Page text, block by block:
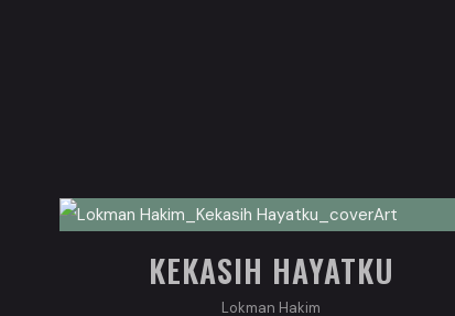
KEKASIH HAYATKU
Lokman Hakim